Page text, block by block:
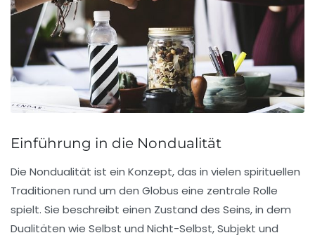
Einführung in die Nondualität
Die Nondualität ist ein Konzept, das in vielen spirituellen
Traditionen rund um den Globus eine zentrale Rolle
spielt. Sie beschreibt einen Zustand des Seins, in dem
Dualitäten wie Selbst und Nicht-Selbst, Subjekt und